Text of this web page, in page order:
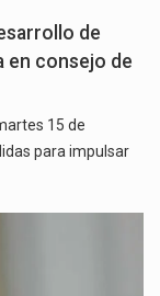
de
en consejo de
15 de
para impulsar